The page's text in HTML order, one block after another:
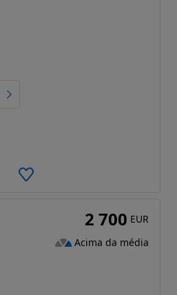
2 700 EUR
Acima da média